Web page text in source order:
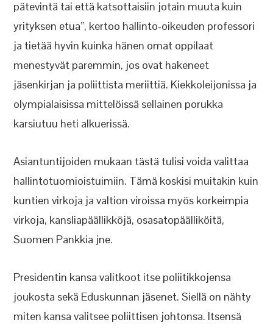
pätevintä tai että katsottaisiin jotain muuta kuin
yrityksen etua”, kertoo hallinto-oikeuden professori
ja tietää hyvin kuinka hänen omat oppilaat
menestyvät paremmin, jos ovat hakeneet
jäsenkirjan ja poliittista meriittiä. Kiekkoleijonissa ja
olympialaisissa mittelöissä sellainen porukka
karsiutuu heti alkuerissä.
Asiantuntijoiden mukaan tästä tulisi voida valittaa
hallintotuomioistuimiin. Tämä koskisi muitakin kuin
kuntien virkoja ja valtion viroissa myös korkeimpia
virkoja, kansliapäällikköjä, osasatopäälliköitä,
Suomen Pankkia jne.
Presidentin kansa valitkoot itse poliitikkojensa
joukosta sekä Eduskunnan jäsenet. Siellä on nähty
miten kansa valitsee poliittisen johtonsa. Itsensä